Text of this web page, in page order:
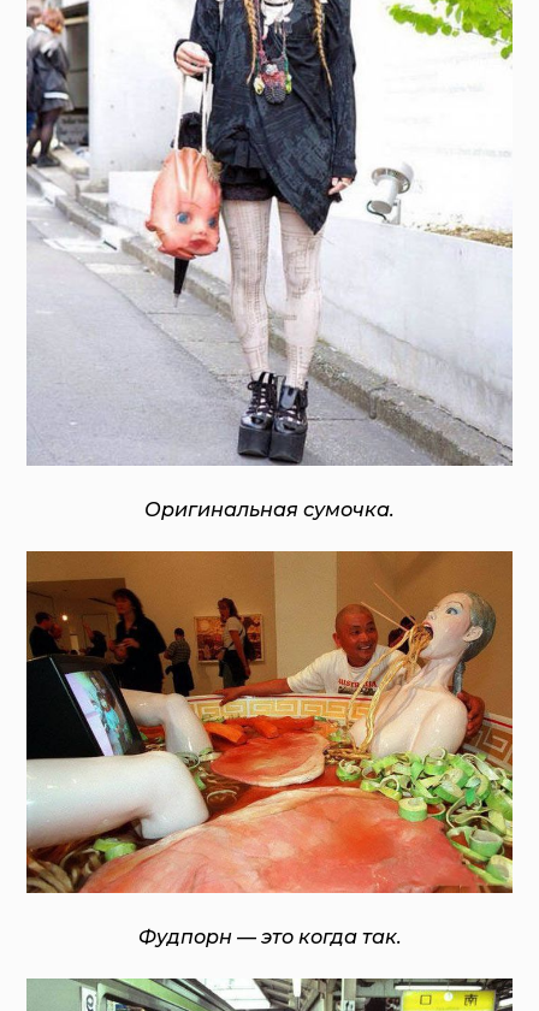
Оригинальная сумочка.
Фудпорн — это когда так.